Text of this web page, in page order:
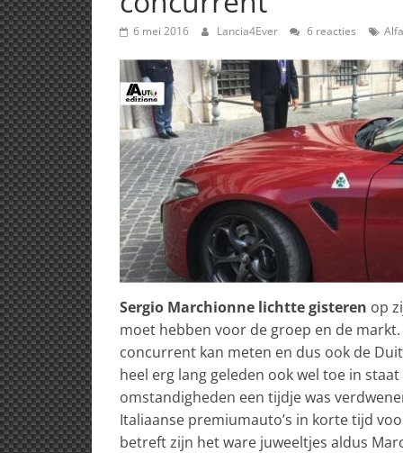
6 mei 2016 Lancia4Ever 6 reacties
Sergio Marchionne lichtte gisteren op
moet hebben voor de groep en de
concurrent kan meten en dus ook de
heel erg lang geleden ook wel toe in
omstandigheden een tijdje was
Italiaanse premiumauto’s in korte tijd
betreft zijn het ware juweeltjes aldus